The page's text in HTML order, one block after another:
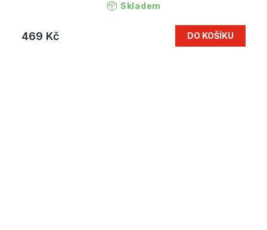
Skladem
469 Kč DO KOŠÍKU